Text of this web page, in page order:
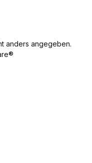
anders angegeben.